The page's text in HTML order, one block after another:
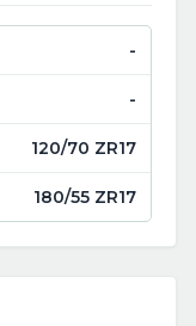
-
-
120/70 ZR17
180/55 ZR17